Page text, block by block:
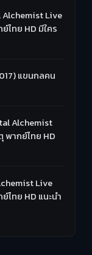
Alchemist Live
ไทย HD มีใคร
แขนกลคน
Alchemist
พากย์ไทย HD
Live
ทย HD แนะนำ